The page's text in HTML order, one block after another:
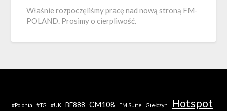
Właśnie rozpoczęliśmy pracę nad nową stroną FM-
POLAND. Prosimy o cierpliwość.
#Polonia #TG #UK BF888 CM108 FM Suite Giełczyn Hotspot